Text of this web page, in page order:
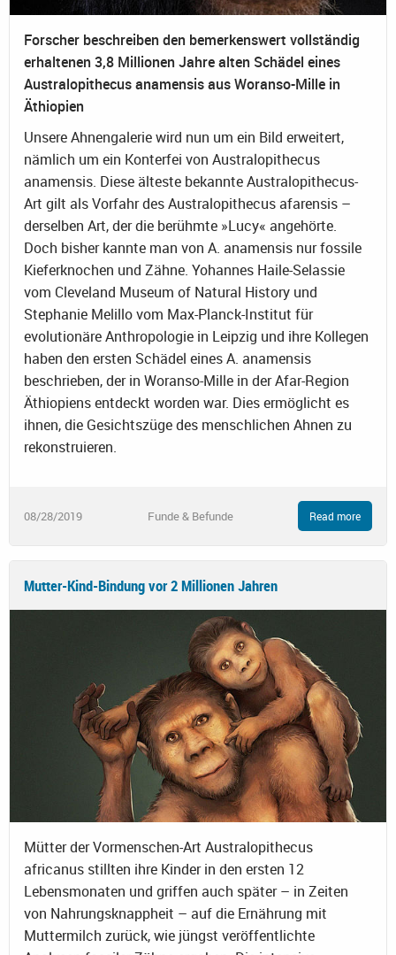
Forscher beschreiben den bemerkenswert vollständig
erhaltenen 3,8 Millionen Jahre alten Schädel eines
Australopithecus anamensis aus Woranso-Mille in
Äthiopien
Unsere Ahnengalerie wird nun um ein Bild erweitert,
nämlich um ein Konterfei von Australopithecus
anamensis. Diese älteste bekannte Australopithecus-
Art gilt als Vorfahr des Australopithecus afarensis –
derselben Art, der die berühmte »Lucy« angehörte.
Doch bisher kannte man von A. anamensis nur fossile
Kieferknochen und Zähne. Yohannes Haile-Selassie
vom Cleveland Museum of Natural History und
Stephanie Melillo vom Max-Planck-Institut für
evolutionäre Anthropologie in Leipzig und ihre Kollegen
haben den ersten Schädel eines A. anamensis
beschrieben, der in Woranso-Mille in der Afar-Region
Äthiopiens entdeckt worden war. Dies ermöglicht es
ihnen, die Gesichtszüge des menschlichen Ahnen zu
rekonstruieren.
08/28/2019 Funde & Befunde Read more
Mutter-Kind-Bindung vor 2 Millionen Jahren
Mütter der Vormenschen-Art Australopithecus
africanus stillten ihre Kinder in den ersten 12
Lebensmonaten und griffen auch später – in Zeiten
von Nahrungsknappheit – auf die Ernährung mit
Muttermilch zurück, wie jüngst veröffentlichte